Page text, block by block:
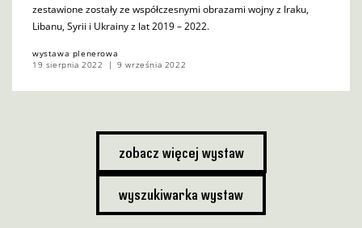
zestawione zostały ze współczesnymi obrazami wojny z Iraku,
Libanu, Syrii i Ukrainy z lat 2019 – 2022.
wystawa plenerowa
19 sierpnia 2022
9 września 2022
zobacz więcej wystaw
wyszukiwarka wystaw